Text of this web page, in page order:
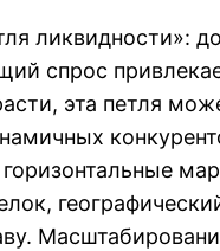
ликвидности»:
спрос
эта петля